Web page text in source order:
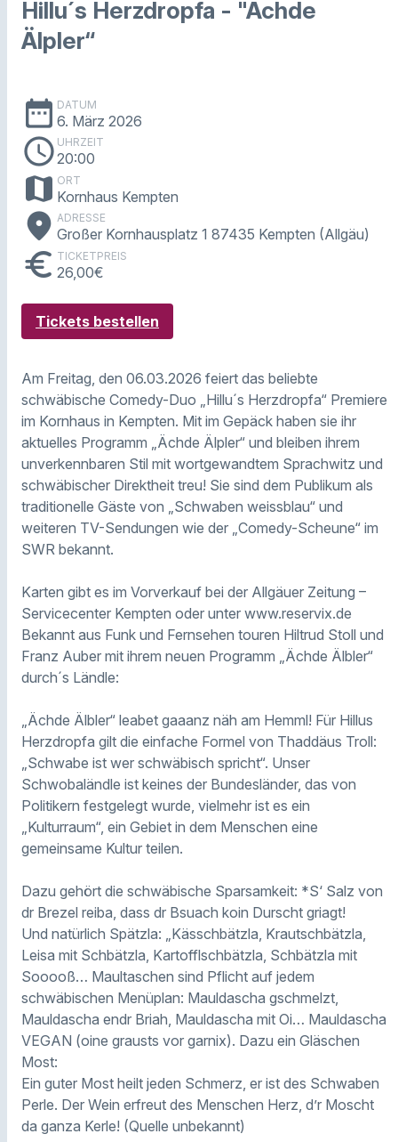
Hillu´s Herzdropfa - "Ächde
Älpler“
date_range DATUM
6. März 2026
schedule UHRZEIT
20:00
map ORT
Kornhaus Kempten
place ADRESSE
Großer Kornhausplatz 1 87435 Kempten (Allgäu)
euro TICKETPREIS
26,00€
Tickets bestellen
Am Freitag, den 06.03.2026 feiert das beliebte
schwäbische Comedy-Duo „Hillu´s Herzdropfa“ Premiere
im Kornhaus in Kempten. Mit im Gepäck haben sie ihr
aktuelles Programm „Ächde Älpler“ und bleiben ihrem
unverkennbaren Stil mit wortgewandtem Sprachwitz und
schwäbischer Direktheit treu! Sie sind dem Publikum als
traditionelle Gäste von „Schwaben weissblau“ und
weiteren TV-Sendungen wie der „Comedy-Scheune“ im
SWR bekannt.
Karten gibt es im Vorverkauf bei der Allgäuer Zeitung –
Servicecenter Kempten oder unter www.reservix.de
Bekannt aus Funk und Fernsehen touren Hiltrud Stoll und
Franz Auber mit ihrem neuen Programm „Ächde Älbler“
durch´s Ländle:
„Ächde Älbler“ leabet gaaanz näh am Hemml! Für Hillus
Herzdropfa gilt die einfache Formel von Thaddäus Troll:
„Schwabe ist wer schwäbisch spricht“. Unser
Schwobaländle ist keines der Bundesländer, das von
Politikern festgelegt wurde, vielmehr ist es ein
„Kulturraum“, ein Gebiet in dem Menschen eine
gemeinsame Kultur teilen.
Dazu gehört die schwäbische Sparsamkeit: *S‘ Salz von
dr Brezel reiba, dass dr Bsuach koin Durscht griagt!
Und natürlich Spätzla: „Kässchbätzla, Krautschbätzla,
Leisa mit Schbätzla, Kartofflschbätzla, Schbätzla mit
Sooooß… Maultaschen sind Pflicht auf jedem
schwäbischen Menüplan: Mauldascha gschmelzt,
Mauldascha endr Briah, Mauldascha mit Oi… Mauldascha
VEGAN (oine grausts vor garnix). Dazu ein Gläschen
Most:
Ein guter Most heilt jeden Schmerz, er ist des Schwaben
Perle. Der Wein erfreut des Menschen Herz, d’r Moscht
da ganza Kerle! (Quelle unbekannt)